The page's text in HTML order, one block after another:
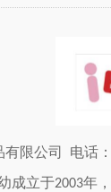
限公司 电话：
成立于2003年